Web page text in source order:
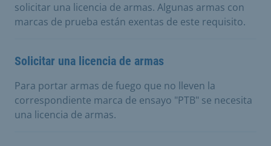
solicitar una licencia de armas. Algunas armas con
marcas de prueba están exentas de este requisito.
Solicitar una licencia de armas
Para portar armas de fuego que no lleven la
correspondiente marca de ensayo "PTB" se necesita
una licencia de armas.